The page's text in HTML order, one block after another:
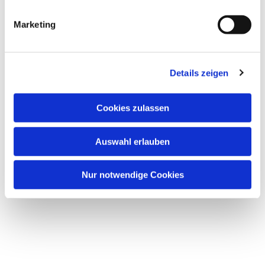
Marketing
Details zeigen
Cookies zulassen
Auswahl erlauben
Nur notwendige Cookies